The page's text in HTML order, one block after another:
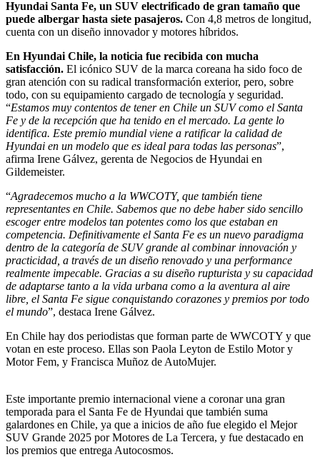
Hyundai Santa Fe, un SUV electrificado de gran tamaño que
puede albergar hasta siete pasajeros. Con 4,8 metros de longitud,
cuenta con un diseño innovador y motores híbridos.
En Hyundai Chile, la noticia fue recibida con mucha
satisfacción. El icónico SUV de la marca coreana ha sido foco de
gran atención con su radical transformación exterior, pero, sobre
todo, con su equipamiento cargado de tecnología y seguridad.
“Estamos muy contentos de tener en Chile un SUV como el Santa
Fe y de la recepción que ha tenido en el mercado. La gente lo
identifica. Este premio mundial viene a ratificar la calidad de
Hyundai en un modelo que es ideal para todas las personas”,
afirma Irene Gálvez, gerenta de Negocios de Hyundai en
Gildemeister.
“Agradecemos mucho a la WWCOTY, que también tiene
representantes en Chile. Sabemos que no debe haber sido sencillo
escoger entre modelos tan potentes como los que estaban en
competencia. Definitivamente el Santa Fe es un nuevo paradigma
dentro de la categoría de SUV grande al combinar innovación y
practicidad, a través de un diseño renovado y una performance
realmente impecable. Gracias a su diseño rupturista y su capacidad
de adaptarse tanto a la vida urbana como a la aventura al aire
libre, el Santa Fe sigue conquistando corazones y premios por todo
el mundo”, destaca Irene Gálvez.
En Chile hay dos periodistas que forman parte de WWCOTY y que
votan en este proceso. Ellas son Paola Leyton de Estilo Motor y
Motor Fem, y Francisca Muñoz de AutoMujer.
Este importante premio internacional viene a coronar una gran
temporada para el Santa Fe de Hyundai que también suma
galardones en Chile, ya que a inicios de año fue elegido el Mejor
SUV Grande 2025 por Motores de La Tercera, y fue destacado en
los premios que entrega Autocosmos.